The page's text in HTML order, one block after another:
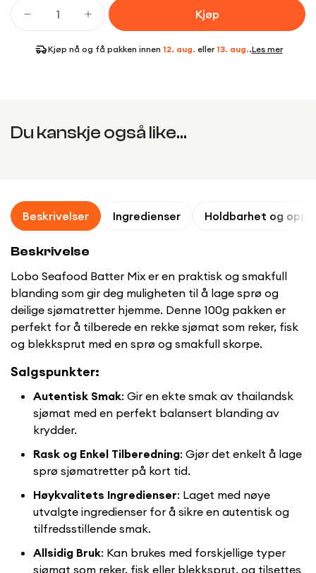
Kjøp
Kjøp nå og få pakken innen 12. aug. eller13. aug..Les mer
Du kanskje også like...
Beskrivelser Ingredienser Holdbarhet og
Beskrivelse
Lobo Seafood Batter Mix er en praktisk og smakfull
blanding som gir deg muligheten til å lage sprø og
deilige sjømatretter hjemme. Denne 100g pakken er
perfekt for å tilberede en rekke sjømat som reker, fisk
og blekksprut med en sprø og smakfull skorpe.
Salgspunkter:
Autentisk Smak: Gir en ekte smak av thailandsk
sjømat med en perfekt balansert blanding av
krydder.
Rask og Enkel Tilberedning: Gjør det enkelt å lage
sprø sjømatretter på kort tid.
Høykvalitets Ingredienser: Laget med nøye
utvalgte ingredienser for å sikre en autentisk og
tilfredsstillende smak.
Allsidig Bruk: Kan brukes med forskjellige typer
sjømat som reker, fisk eller blekksprut, og tilsettes